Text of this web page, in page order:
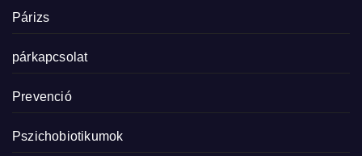
Párizs
párkapcsolat
Prevenció
Pszichobiotikumok